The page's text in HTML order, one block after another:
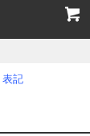
表記